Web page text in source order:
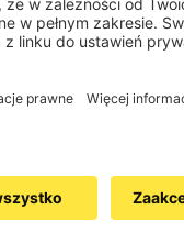
paramondo?